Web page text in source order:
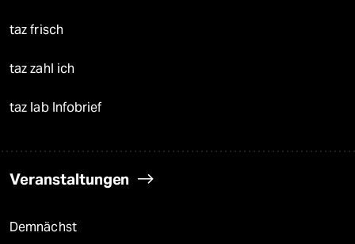
taz frisch
taz zahl ich
taz lab Infobrief
Veranstaltungen
Demnächst